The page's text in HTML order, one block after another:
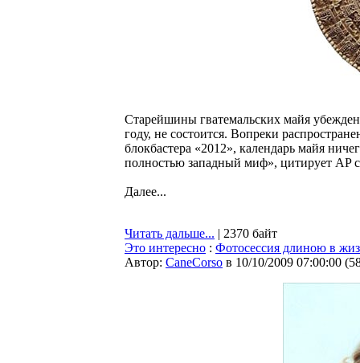
Старейшины гватемальских майя
году, не состоится. Вопреки
блокбастера «2012», календарь майя
полностью западный миф», цитирует AP
Далее...
Читать дальше... | 2370 байт
Это интересно : Фотосессия длиною в
Автор: CaneCorso в 10/10/2009 07:00:00 (